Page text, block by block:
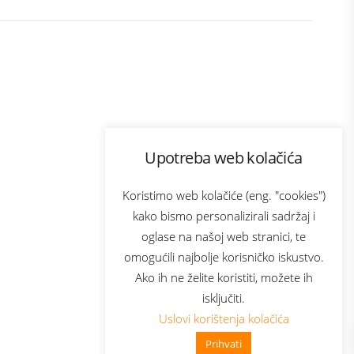
Upotreba web kolačića
Koristimo web kolačiće (eng. "cookies")
kako bismo personalizirali sadržaj i
oglase na našoj web stranici, te
omogućili najbolje korisničko iskustvo.
Ako ih ne želite koristiti, možete ih
isključiti.
Uslovi korištenja kolačića
Prihvati
👋 Zdravo, kako mogu pomoći
Bonus plus
Prijava za newsletter